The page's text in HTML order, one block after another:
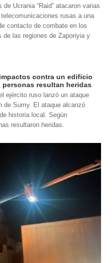
SERVICIOS
imágenes
Ucrania “Raid” atacaron varias
rusas a una
contacto de combate en los
de las regiones de Zaporiyia y
contra un edificio
resultan heridas
ejército ruso lanzó un ataque
de Sumy. El ataque alcanzó
historia local. Según
resultaron heridas.